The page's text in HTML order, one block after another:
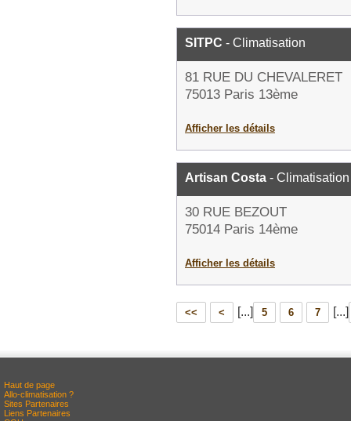
SITPC - Climatisation
81 RUE DU CHEVALERET
75013 Paris 13ème
Afficher les détails
Artisan Costa - Climatisation
30 RUE BEZOUT
75014 Paris 14ème
Afficher les détails
<< < [...] 5 6 7 [...]
Haut de page
Allo-climatisation ?
Sites Partenaires
Liens Partenaires